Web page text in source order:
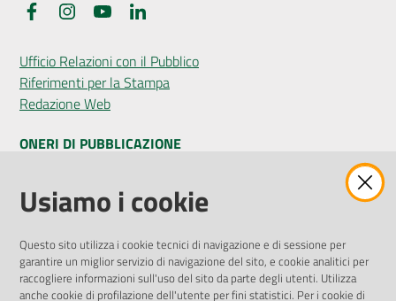
FacebookInstagramYouTube
Ufficio Relazioni con il Pubblico
Riferimenti per la Stampa
Redazione Web
ONERI DI PUBBLICAZIONE
Amministrazione Trasparente
Pubblicità legale
Privacy Policy
Attuazione Misure PNRR
Liste di Attesa
Usiamo i cookie
Questo sito utilizza i cookie tecnici di navigazione e di sessione per
garantire un miglior servizio di navigazione del sito, e cookie analitici per
raccogliere informazioni sull'uso del sito da parte degli utenti. Utilizza
anche cookie di profilazione dell'utente per fini statistici. Per i cookie di